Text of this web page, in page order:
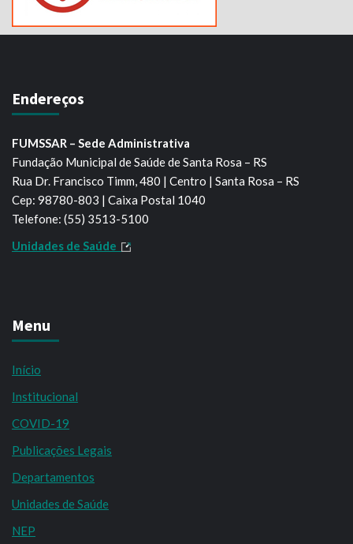
Endereços
FUMSSAR – Sede Administrativa
Fundação Municipal de Saúde de Santa Rosa – RS
Rua Dr. Francisco Timm, 480 | Centro | Santa Rosa – RS
Cep: 98780-803 | Caixa Postal 1040
Telefone: (55) 3513-5100
Unidades de Saúde
Menu
Início
Institucional
COVID-19
Publicações Legais
Departamentos
Unidades de Saúde
NEP